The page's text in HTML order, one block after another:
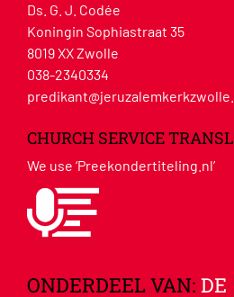
Ds. G. J. Codée
Koningin Sophiastraat 35
8019 XX Zwolle
038-2340334
CHURCH SERVICE
We use ‘Preekondertiteling.nl’
ONDERDEEL VAN: DE